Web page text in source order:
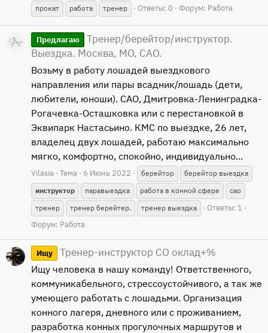
прокат
работа тренер Ответы: 0 Форум: Работа
Предлагаю
Тренер/берейтор/инструктор.
Выездка. Москва, МО, САО.
Возьму в работу лошадей выездкового
направления или пары всадник/лошадь (дети,
любители, юноши). САО, Дмитровка-Ленинградка-
Рогачевка-Осташковка или с перестановкой в
Эквипарк Настасьино. КМС по выездке, 26 лет,
владелец двух лошадей, работаю максимально
мягко, комфортно, спокойно, индивидуально...
Vilasia Тема 6 Июнь 2022 берейтор
берейтор выездка
инструктор
паравыездка работа в конной сфере
сао
тренер
тренер берейтер. тренер выездка
Ответы: 1
Форум: Работа
Ищу Тренер-инструктор СО оклад+%
Ищу человека в нашу команду! Ответственного,
коммуникабельного, стрессоустойчивого, а так же
умеющего работать с лошадьми. Организация
конного лагеря, дневного или с проживанием,
разработка конных прогулочных маршрутов и